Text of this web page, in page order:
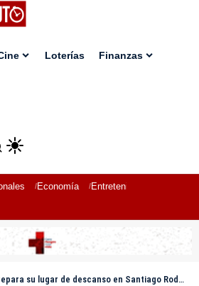
Loterías Finanzas
Economía Entretenimiento
su lugar de descanso en Santiago Rodríguez